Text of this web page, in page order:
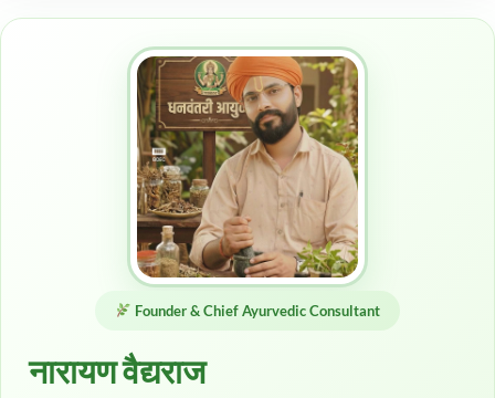
Founder & Chief Ayurvedic Consultant
नारायण वैद्यराज